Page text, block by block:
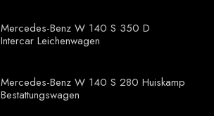
Mercedes-Benz W 140 S 350 D
Intercar Leichenwagen
Mercedes-Benz W 140 S 280 Huiskamp
Bestattungswagen